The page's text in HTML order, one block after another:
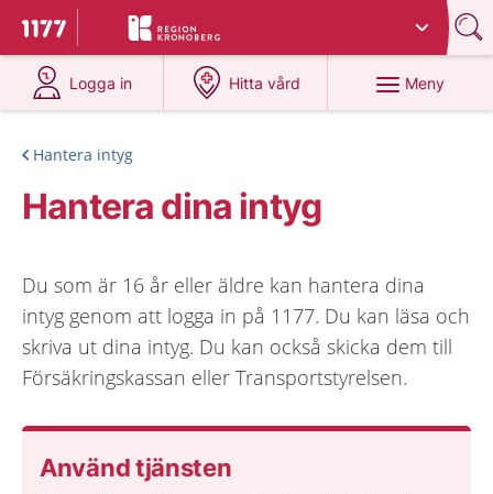
Till startsidan för 1177
Du har valt region
Logga in
på 1177.se
Hitta vård
på 1177.se
Meny
Hantera intyg
Hantera dina intyg
Du som är 16 år eller äldre kan hantera dina
intyg genom att logga in på 1177. Du kan läsa och
skriva ut dina intyg. Du kan också skicka dem till
Försäkringskassan eller Transportstyrelsen.
Använd tjänsten